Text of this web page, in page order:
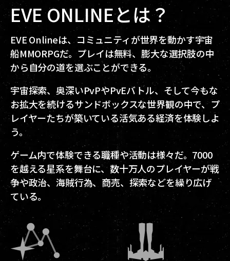
EVE ONLINEとは？
EVE Onlineは、コミュニティが世界を動かす宇宙
船MMORPGだ。プレイは無料、膨大な選択肢の中
から自分の道を選ぶことができる。
宇宙探索、奥深いPvPやPvEバトル、そして今もな
お拡大を続けるサンドボックスな世界観の中で、プ
レイヤーたちが築いている活気ある経済を体験しよ
う。
ゲーム内で体験できる職種や活動は様々だ。7000
を越える星系を舞台に、数十万人のプレイヤーが戦
争や政治、海賊行為、商売、探索などを繰り広げ
ている。